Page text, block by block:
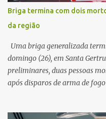
concluir a suposta
procedimento, a conta
horas. Sem conseguir acessar
novamente contato com o
resposta. Na segunda-fe...
Briga termina com dois
da região
Uma briga generalizada
domingo (26), em Santa
preliminares, duas pessoas
após disparos de arma de